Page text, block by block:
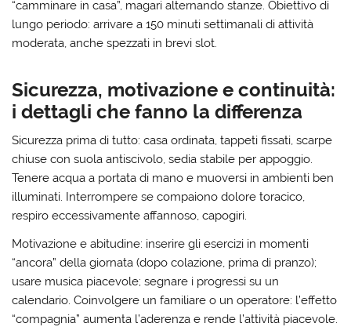
“camminare in casa”, magari alternando stanze. Obiettivo di
lungo periodo: arrivare a 150 minuti settimanali di attività
moderata, anche spezzati in brevi slot.
Sicurezza, motivazione e continuità:
i dettagli che fanno la differenza
Sicurezza prima di tutto: casa ordinata, tappeti fissati, scarpe
chiuse con suola antiscivolo, sedia stabile per appoggio.
Tenere acqua a portata di mano e muoversi in ambienti ben
illuminati. Interrompere se compaiono dolore toracico,
respiro eccessivamente affannoso, capogiri.
Motivazione e abitudine: inserire gli esercizi in momenti
“ancora” della giornata (dopo colazione, prima di pranzo);
usare musica piacevole; segnare i progressi su un
calendario. Coinvolgere un familiare o un operatore: l’effetto
“compagnia” aumenta l’aderenza e rende l’attività piacevole.